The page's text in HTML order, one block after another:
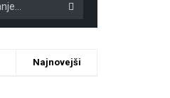
Najnovejši